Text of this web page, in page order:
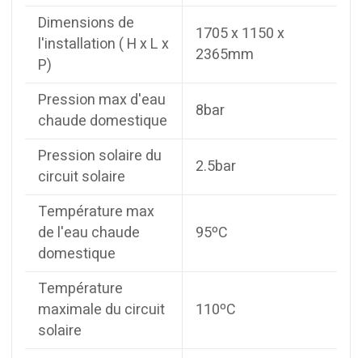
Dimensions de
l'installation ( H x L x
P)
1705 x 1150 x
2365mm
Pression max d'eau
chaude domestique
8bar
Pression solaire du
circuit solaire
2.5bar
Température max
de l'eau chaude
domestique
95ºC
Température
maximale du circuit
solaire
110ºC